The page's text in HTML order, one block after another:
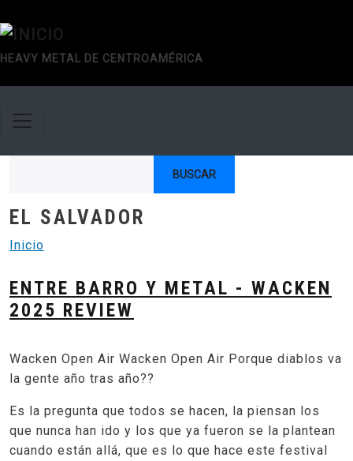
HEAVY METAL DE CENTROAMÉRICA
EL SALVADOR
Inicio
ENTRE BARRO Y METAL - WACKEN
2025 REVIEW
Wacken Open Air Wacken Open Air Porque diablos va
la gente año tras año??
Es la pregunta que todos se hacen, la piensan los
que nunca han ido y los que ya fueron se la plantean
cuando están allá, que es lo que hace este festival